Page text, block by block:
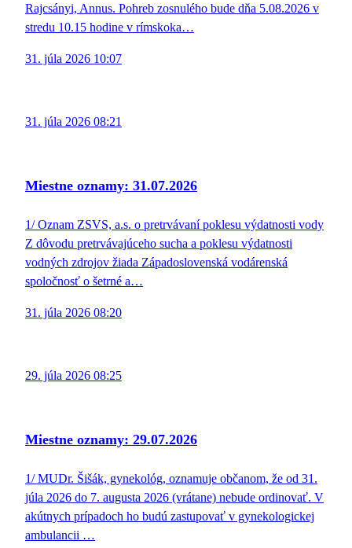
Rajcsányi, Annus. Pohreb zosnulého bude dňa 5.08.2026 v
stredu 10.15 hodine v rímskoka…
31. júla 2026 10:07
31. júla 2026 08:21
Miestne oznamy: 31.07.2026
1/ Oznam ZSVS, a.s. o pretrvávaní poklesu výdatnosti vody
Z dôvodu pretrvávajúceho sucha a poklesu výdatnosti
vodných zdrojov žiada Západoslovenská vodárenská
spoločnosť o šetrné a…
31. júla 2026 08:20
29. júla 2026 08:25
Miestne oznamy: 29.07.2026
1/ MUDr. Šišák, gynekológ, oznamuje občanom, že od 31.
júla 2026 do 7. augusta 2026 (vrátane) nebude ordinovať. V
akútnych prípadoch ho budú zastupovať v gynekologickej
ambulancii …